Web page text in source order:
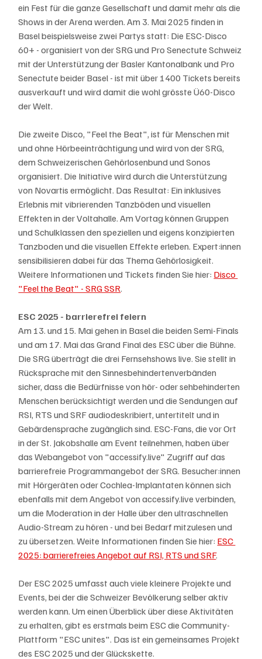
ein Fest für die ganze Gesellschaft und damit mehr als die
Shows in der Arena werden. Am 3. Mai 2025 finden in
Basel beispielsweise zwei Partys statt: Die ESC-Disco
60+ - organisiert von der SRG und Pro Senectute Schweiz
mit der Unterstützung der Basler Kantonalbank und Pro
Senectute beider Basel - ist mit über 1400 Tickets bereits
ausverkauft und wird damit die wohl grösste Ü60-Disco
der Welt.
Die zweite Disco, "Feel the Beat", ist für Menschen mit
und ohne Hörbeeinträchtigung und wird von der SRG,
dem Schweizerischen Gehörlosenbund und Sonos
organisiert. Die Initiative wird durch die Unterstützung
von Novartis ermöglicht. Das Resultat: Ein inklusives
Erlebnis mit vibrierenden Tanzböden und visuellen
Effekten in der Voltahalle. Am Vortag können Gruppen
und Schulklassen den speziellen und eigens konzipierten
Tanzboden und die visuellen Effekte erleben. Expert:innen
sensibilisieren dabei für das Thema Gehörlosigkeit.
Weitere Informationen und Tickets finden Sie hier: Disco
"Feel the Beat" - SRG SSR.
ESC 2025 - barrierefrei feiern
Am 13. und 15. Mai gehen in Basel die beiden Semi-Finals
und am 17. Mai das Grand Final des ESC über die Bühne.
Die SRG überträgt die drei Fernsehshows live. Sie stellt in
Rücksprache mit den Sinnesbehindertenverbänden
sicher, dass die Bedürfnisse von hör- oder sehbehinderten
Menschen berücksichtigt werden und die Sendungen auf
RSI, RTS und SRF audiodeskribiert, untertitelt und in
Gebärdensprache zugänglich sind. ESC-Fans, die vor Ort
in der St. Jakobshalle am Event teilnehmen, haben über
das Webangebot von "accessify.live" Zugriff auf das
barrierefreie Programmangebot der SRG. Besucher:innen
mit Hörgeräten oder Cochlea-Implantaten können sich
ebenfalls mit dem Angebot von accessify.live verbinden,
um die Moderation in der Halle über den ultraschnellen
Audio-Stream zu hören - und bei Bedarf mitzulesen und
zu übersetzen. Weite Informationen finden Sie hier: ESC
2025: barrierefreies Angebot auf RSI, RTS und SRF.
Der ESC 2025 umfasst auch viele kleinere Projekte und
Events, bei der die Schweizer Bevölkerung selber aktiv
werden kann. Um einen Überblick über diese Aktivitäten
zu erhalten, gibt es erstmals beim ESC die Community-
Plattform "ESC unites". Das ist ein gemeinsames Projekt
des ESC 2025 und der Glückskette.